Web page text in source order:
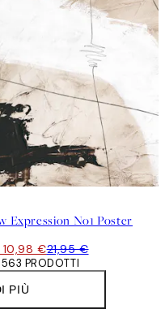
Expression No1 Poster
10,98 €21,95 €
PIÙ
PRODOTTI